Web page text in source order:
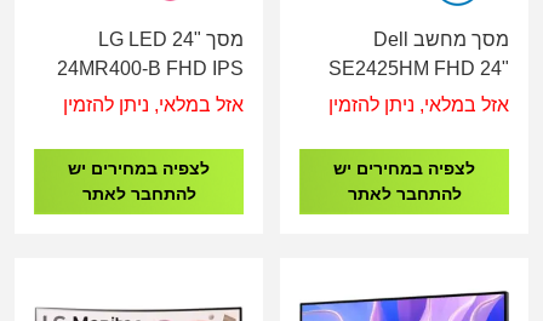
מסך מחשב Dell
SE2425HM FHD 24"
IPS VGA HDMI
אזל במלאי, ניתן להזמין
לצפיה במחירים יש
להתחבר לאתר
מסך LG LED 24"
24MR400-B FHD IPS
100HZ Monitor
אזל במלאי, ניתן להזמין
לצפיה במחירים יש
להתחבר לאתר